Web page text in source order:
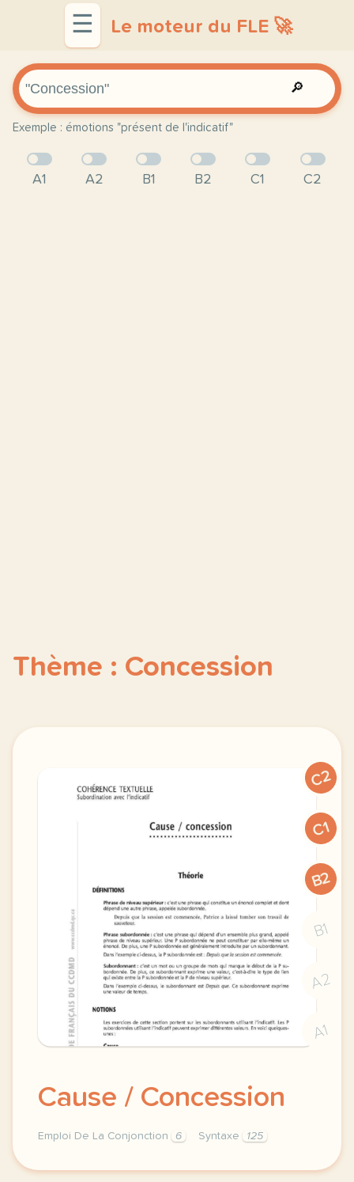
☰ Le moteur du FLE 🚀
🔎
Exemple : émotions "présent de l'indicatif"
A1 A2 B1 B2 C1 C2
Thème : Concession
C2
C1
B2
B1
A2
A1
Cause / Concession
Emploi De La Conjonction 6 Syntaxe 125
subordination avec l indicatif coherence